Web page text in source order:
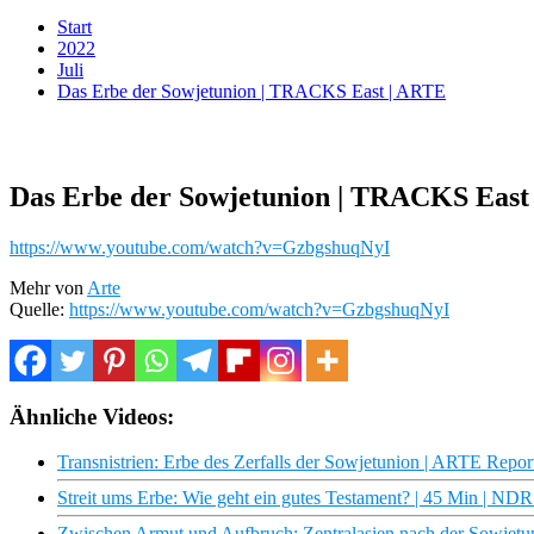
Start
2022
Juli
Das Erbe der Sowjetunion | TRACKS East | ARTE
Das Erbe der Sowjetunion | TRACKS
https://www.youtube.com/watch?v=GzbgshuqNyI
Mehr von Arte
Quelle: https://www.youtube.com/watch?v=GzbgshuqNyI
Ähnliche Videos:
Transnistrien: Erbe des Zerfalls der Sowjetunion | ARTE
Streit ums Erbe: Wie geht ein gutes Testament? | 45 Min |